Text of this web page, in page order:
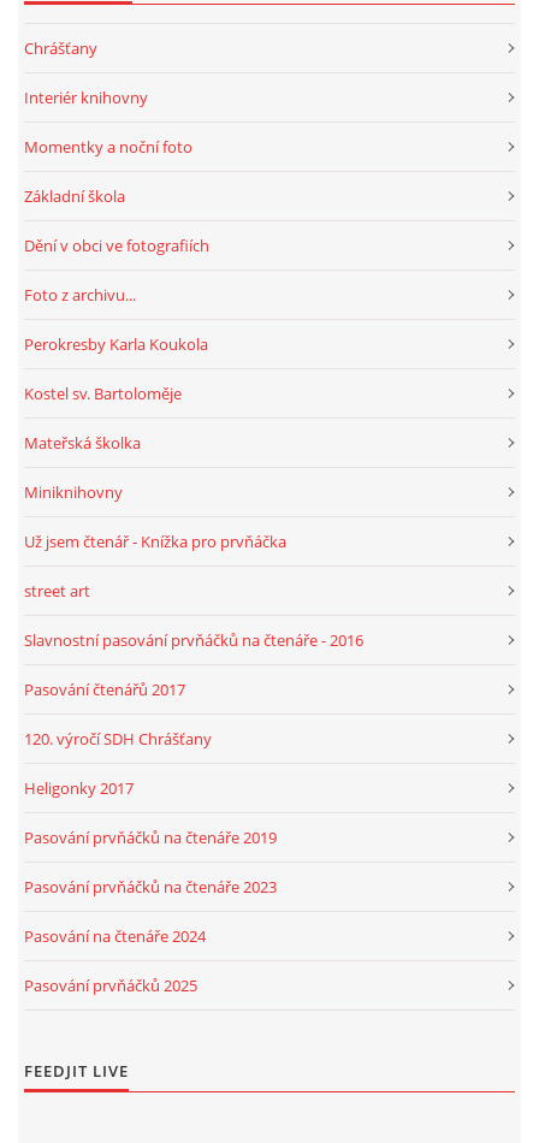
Chrášťany
Interiér knihovny
Momentky a noční foto
Základní škola
Dění v obci ve fotografiích
Foto z archivu...
Perokresby Karla Koukola
Kostel sv. Bartoloměje
Mateřská školka
Miniknihovny
Už jsem čtenář - Knížka pro prvňáčka
street art
Slavnostní pasování prvňáčků na čtenáře - 2016
Pasování čtenářů 2017
120. výročí SDH Chrášťany
Heligonky 2017
Pasování prvňáčků na čtenáře 2019
Pasování prvňáčků na čtenáře 2023
Pasování na čtenáře 2024
Pasování prvňáčků 2025
FEEDJIT LIVE